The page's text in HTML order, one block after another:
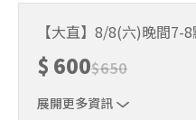
制。歡迎邀請親友一同報名
人數未達開班門檻，或因天
情況安排延期或併班處理。
無法上課，僅提供課程延期
與課程異動規則】。報名後
【大直】8/8(六)晚間7-
$ 600$650
展開更多資訊